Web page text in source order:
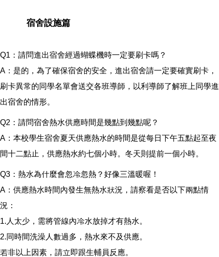
宿舍設施篇
Q1：請問進出宿舍經過蝴蝶機時一定要刷卡嗎？
A：是的，為了確保宿舍的安全，進出宿舍請一定要確實刷卡，
刷卡異常的同學名單會送交各班導師，以利導師了解班上同學進
出宿舍的情形。
Q2：請問宿舍熱水供應時間是幾點到幾點呢？
A：本校學生宿舍夏天供應熱水的時間是從每日下午五點起至夜
間十二點止，供應熱水約七個小時。冬天則提前一個小時。
Q3：熱水為什麼會忽冷忽熱？好像三溫暖喔！
A：供應熱水時間內發生無熱水狀況，請察看是否以下兩點情
況：
1.人太少，需將管線內冷水放掉才有熱水。
2.同時間洗澡人數過多，熱水來不及供應。
若非以上因素，請立即跟生輔員反應。